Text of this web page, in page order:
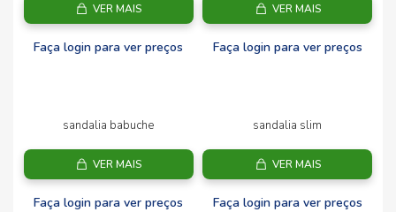
VER MAIS
Faça login para ver preços
VER MAIS
Faça login para ver preços
sandalia babuche
VER MAIS
Faça login para ver preços
sandalia slim
VER MAIS
Faça login para ver preços